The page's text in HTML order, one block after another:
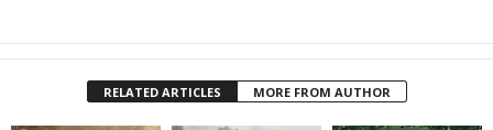
RELATED ARTICLES MORE FROM AUTHOR